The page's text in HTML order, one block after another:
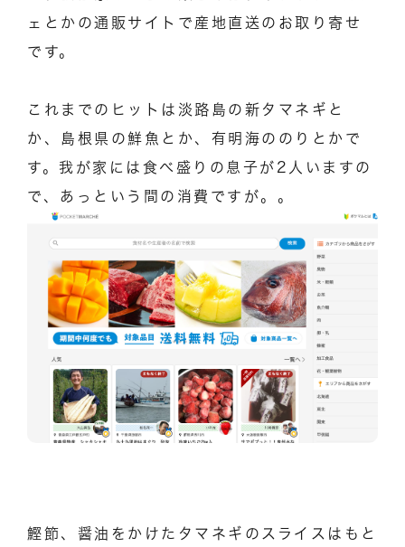
ェとかの通販サイトで産地直送のお取り寄せ
です。
これまでのヒットは淡路島の新タマネギと
か、島根県の鮮魚とか、有明海ののりとかで
す。我が家には食べ盛りの息子が2人いますの
で、あっという間の消費ですが。。
鰹節、醤油をかけたタマネギのスライスはもと